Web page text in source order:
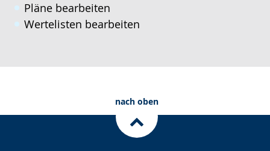
Pläne bearbeiten
Wertelisten bearbeiten
nach oben